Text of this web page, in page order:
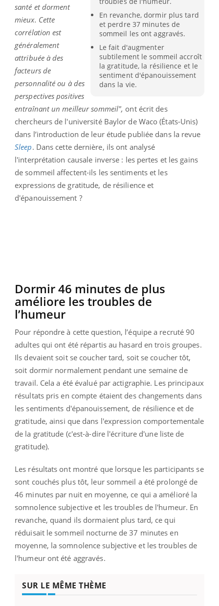
En revanche, dormir plus tard
et perdre 37 minutes de
sommeil les ont aggravés.
Le fait d'augmenter
subtilement le sommeil accroît
la gratitude, la résilience et le
sentiment d'épanouissement
dans la vie.
santé et dorment
mieux. Cette
corrélation est
généralement
attribuée à des
facteurs de
personnalité ou à des
perspectives positives
entraînant un meilleur sommeil", ont écrit des
chercheurs de l'université Baylor de Waco (États-Unis)
dans l’introduction de leur étude publiée dans la revue
Sleep. Dans cette dernière, ils ont analysé
l'interprétation causale inverse : les pertes et les gains
de sommeil affectent-ils les sentiments et les
expressions de gratitude, de résilience et
d'épanouissement ?
Dormir 46 minutes de plus
améliore les troubles de
l’humeur
Pour répondre à cette question, l’équipe a recruté 90
adultes qui ont été répartis au hasard en trois groupes.
Ils devaient soit se coucher tard, soit se coucher tôt,
soit dormir normalement pendant une semaine de
travail. Cela a été évalué par actigraphie. Les principaux
résultats pris en compte étaient des changements dans
les sentiments d'épanouissement, de résilience et de
gratitude, ainsi que dans l'expression comportementale
de la gratitude (c'est-à-dire l'écriture d'une liste de
gratitude).
Les résultats ont montré que lorsque les participants se
sont couchés plus tôt, leur sommeil a été prolongé de
46 minutes par nuit en moyenne, ce qui a amélioré la
somnolence subjective et les troubles de l'humeur. En
revanche, quand ils dormaient plus tard, ce qui
réduisait le sommeil nocturne de 37 minutes en
moyenne, la somnolence subjective et les troubles de
l'humeur ont été aggravés.
SUR LE MÊME THÈME